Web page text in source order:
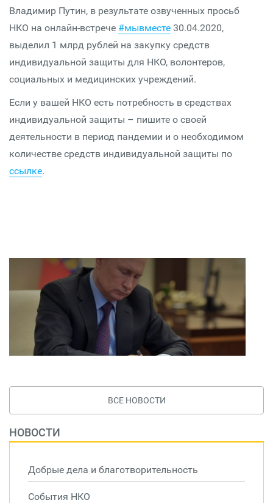
Владимир Путин, в результате озвученных просьб
НКО на онлайн-встрече #мывместе 30.04.2020,
выделил 1 млрд рублей на закупку средств
индивидуальной защиты для НКО, волонтеров,
социальных и медицинских учреждений.
Если у вашей НКО есть потребность в средствах
индивидуальной защиты – пишите о своей
деятельности в период пандемии и о необходимом
количестве средств индивидуальной защиты по
ссылке.
ВСЕ НОВОСТИ
НОВОСТИ
Добрые дела и благотворительность
События НКО